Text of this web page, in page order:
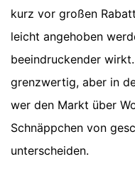
kurz vor großen
leicht angehoben
beeindruckender
grenzwertig, aber in
wer den Markt über
Schnäppchen von
unterscheiden.